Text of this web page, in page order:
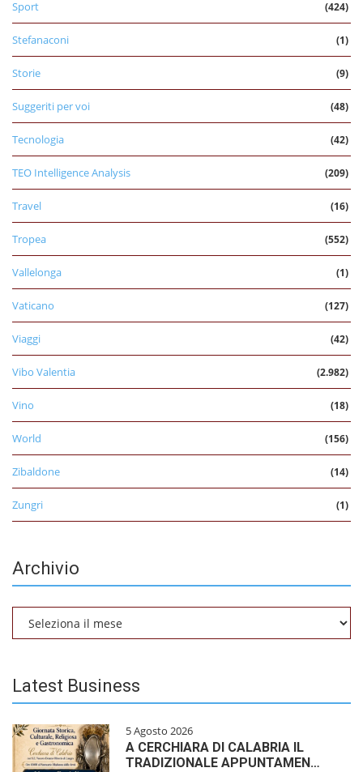
Sport (424)
Stefanaconi (1)
Storie (9)
Suggeriti per voi (48)
Tecnologia (42)
TEO Intelligence Analysis (209)
Travel (16)
Tropea (552)
Vallelonga (1)
Vaticano (127)
Viaggi (42)
Vibo Valentia (2.982)
Vino (18)
World (156)
Zibaldone (14)
Zungri (1)
Archivio
Latest Business
5 Agosto 2026
A CERCHIARA DI CALABRIA IL
TRADIZIONALE APPUNTAMEN…